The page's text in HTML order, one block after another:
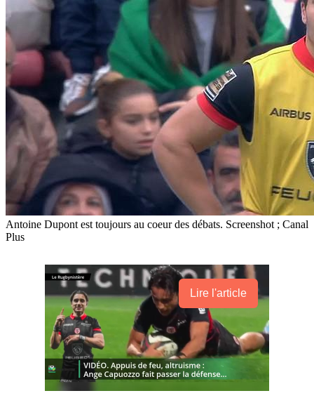
Antoine Dupont est toujours au coeur des débats. Screenshot ; Canal
Plus
Lire l'article